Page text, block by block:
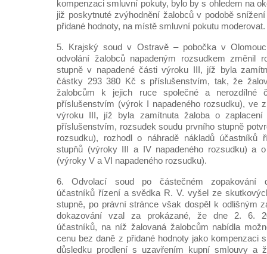
kompenzaci smluvní pokuty, bylo by s ohledem na
již poskytnuté zvýhodnění žalobců v podobě
přidané hodnoty, na místě smluvní pokutu moderovat.
5. Krajský soud v Ostravě – pobočka v
odvolání žalobců napadeným rozsudkem změnil
stupně v napadené části výroku III, jíž byla
částky 293 380 Kč s příslušenstvím, tak, že
žalobcům k jejich ruce společné a
příslušenstvím (výrok I napadeného rozsudku), ve
výroku III, jíž byla zamítnuta žaloba o
příslušenstvím, rozsudek soudu prvního stupně
rozsudku), rozhodl o náhradě nákladů účastníků
stupňů (výroky III a IV napadeného rozsudku) a
(výroky V a VI napadeného rozsudku).
6. Odvolací soud po částečném zopakování
účastníků řízení a svědka R. V. vyšel ze
stupně, po právní stránce však dospěl k odlišným
dokazování vzal za prokázané, že dne 2. 6.
účastníků, na níž žalovaná žalobcům nabídla
cenu bez daně z přidané hodnoty jako kompenzaci
důsledku prodlení s uzavřením kupní smlouvy a